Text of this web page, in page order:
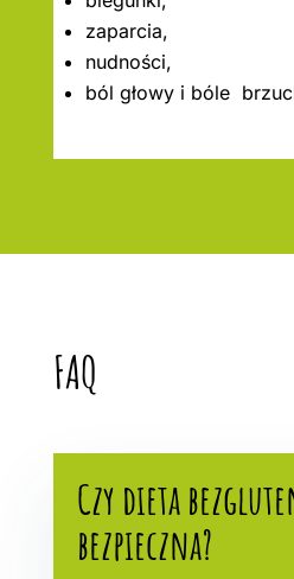
zaparcia,
nudności,
ból głowy i bóle
FAQ
Czy dieta
bezpieczna?